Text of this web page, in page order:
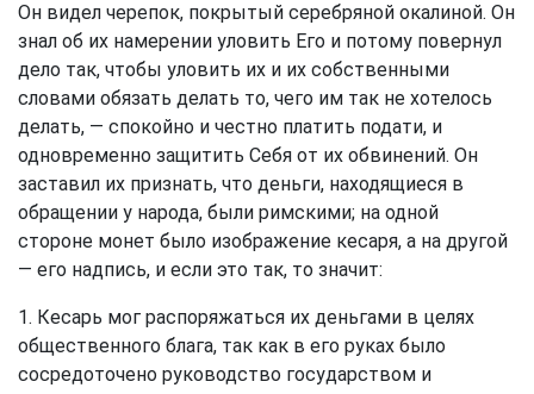
Он видел черепок, покрытый серебряной окалиной. Он
знал об их намерении уловить Его и потому повернул
дело так, чтобы уловить их и их собственными
словами обязать делать то, чего им так не хотелось
делать, — спокойно и честно платить подати, и
одновременно защитить Себя от их обвинений. Он
заставил их признать, что деньги, находящиеся в
обращении у народа, были римскими; на одной
стороне монет было изображение кесаря, а на другой
— его надпись, и если это так, то значит:
1. Кесарь мог распоряжаться их деньгами в целях
общественного блага, так как в его руках было
сосредоточено руководство государством и